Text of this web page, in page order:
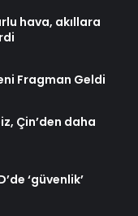
hava, akıllara
Fragman Geldi
Çin’den daha
‘güvenlik’